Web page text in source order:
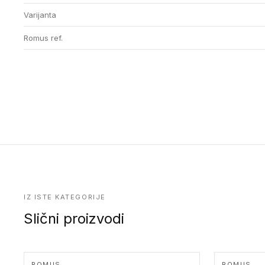
Varijanta
Romus ref.
IZ ISTE KATEGORIJE
Slični proizvodi